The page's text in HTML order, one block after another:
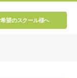
望のスクール様へ